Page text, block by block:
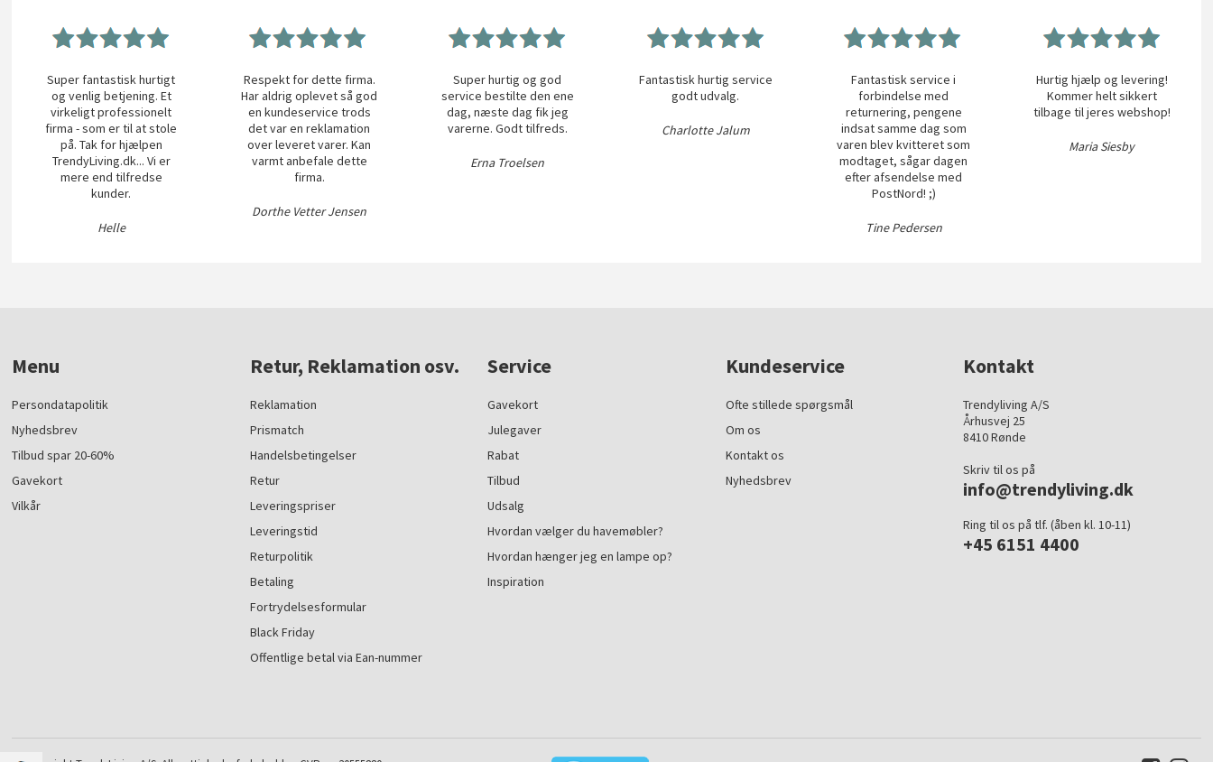
Super fantastisk hurtigt
og venlig betjening. Et
virkeligt professionelt
firma - som er til at stole
på. Tak for hjælpen
TrendyLiving.dk... Vi er
mere end tilfredse
kunder.
Helle
Respekt for dette firma.
Har aldrig oplevet så god
en kundeservice trods
det var en reklamation
over leveret varer. Kan
varmt anbefale dette
firma.
Dorthe Vetter Jensen
Super hurtig og god
service bestilte den ene
dag, næste dag fik jeg
varerne. Godt tilfreds.
Erna Troelsen
Fantastisk hurtig service
godt udvalg.
Charlotte Jalum
Fantastisk service i
forbindelse med
returnering, pengene
indsat samme dag som
varen blev kvitteret som
modtaget, sågar dagen
efter afsendelse med
PostNord! ;)
Tine Pedersen
Hurtig hjælp og levering!
Kommer helt sikkert
tilbage til jeres webshop!
Maria Siesby
Menu
Persondatapolitik
Nyhedsbrev
Tilbud spar 20-60%
Gavekort
Vilkår
Retur, Reklamation osv.
Reklamation
Prismatch
Handelsbetingelser
Retur
Leveringspriser
Leveringstid
Returpolitik
Betaling
Fortrydelsesformular
Black Friday
Offentlige betal via Ean-nummer
Service
Gavekort
Julegaver
Rabat
Tilbud
Udsalg
Hvordan vælger du havemøbler?
Hvordan hænger jeg en lampe op?
Inspiration
Kundeservice
Ofte stillede spørgsmål
Om os
Kontakt os
Nyhedsbrev
Kontakt
Trendyliving A/S
Århusvej 25
8410 Rønde
Skriv til os på
info@trendyliving.dk
Ring til os på tlf. (åben kl. 10-11)
+45 6151 4400